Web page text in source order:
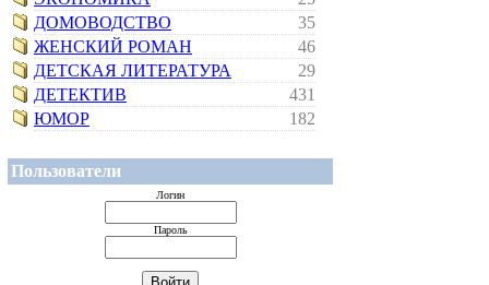
ДОМОВОДСТВО
35
ЖЕНСКИЙ РОМАН
46
ДЕТСКАЯ ЛИТЕРАТУРА
29
ДЕТЕКТИВ
431
ЮМОР
182
Пользователи
Логин
Пароль